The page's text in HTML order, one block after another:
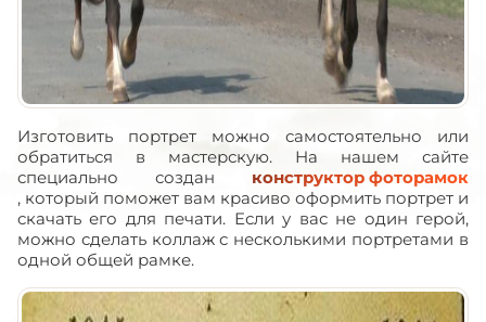
Изготовить портрет можно самостоятельно или
обратиться в мастерскую. На нашем сайте
специально создан конструктор фоторамок
, который поможет вам красиво оформить портрет и
скачать его для печати. Если у вас не один герой,
можно сделать коллаж с несколькими портретами в
одной общей рамке.